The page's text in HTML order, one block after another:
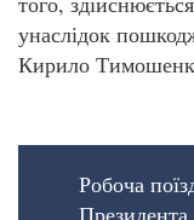
унаслідок
Кирило
Робоча